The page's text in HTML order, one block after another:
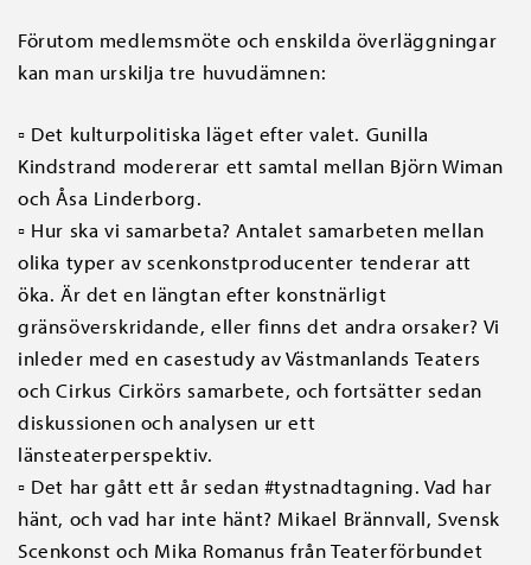
Förutom medlemsmöte och enskilda överläggningar
kan man urskilja tre huvudämnen:
▫ Det kulturpolitiska läget efter valet. Gunilla
Kindstrand modererar ett samtal mellan Björn Wiman
och Åsa Linderborg.
▫ Hur ska vi samarbeta? Antalet samarbeten mellan
olika typer av scenkonstproducenter tenderar att
öka. Är det en längtan efter konstnärligt
gränsöverskridande, eller finns det andra orsaker? Vi
inleder med en casestudy av Västmanlands Teaters
och Cirkus Cirkörs samarbete, och fortsätter sedan
diskussionen och analysen ur ett
länsteaterperspektiv.
▫ Det har gått ett år sedan #tystnadtagning. Vad har
hänt, och vad har inte hänt? Mikael Brännvall, Svensk
Scenkonst och Mika Romanus från Teaterförbundet